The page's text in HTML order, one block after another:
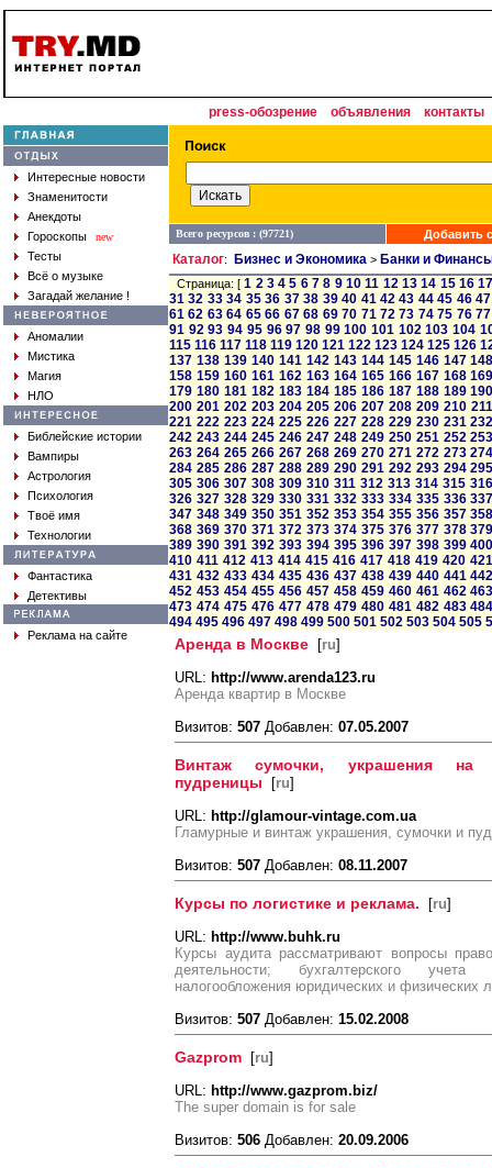
press-обозрение объявления контакты
Интересные новости
Знаменитости
Анекдоты
Гороскопы
new
Тесты
Всё о музыке
Загадай желание !
Аномалии
Мистика
Магия
НЛО
Библейские истории
Вампиры
Астрология
Психология
Твоё имя
Технологии
Фантастика
Детективы
Реклама на сайте
Всего ресурсов : (97721) Добавить
Каталог: Бизнес и Экономика > Банки и
Страница: [1 2 3 4 5 6 7 8 9 10 11 12 13 14 15 16
31 32 33 34 35 36 37 38 39 40 41 42 43 44 45 46 47
61 62 63 64 65 66 67 68 69 70 71 72 73 74 75 76 77
91 92 93 94 95 96 97 98 99 100 101 102 103 104
115 116 117 118 119 120 121 122 123 124 125 126
137 138 139 140 141 142 143 144 145 146 147
158 159 160 161 162 163 164 165 166 167 168
179 180 181 182 183 184 185 186 187 188 189
200 201 202 203 204 205 206 207 208 209 210 211
221 222 223 224 225 226 227 228 229 230 231
242 243 244 245 246 247 248 249 250 251 252
263 264 265 266 267 268 269 270 271 272 273
284 285 286 287 288 289 290 291 292 293 294
305 306 307 308 309 310 311 312 313 314 315 316
326 327 328 329 330 331 332 333 334 335 336
347 348 349 350 351 352 353 354 355 356 357
368 369 370 371 372 373 374 375 376 377 378
389 390 391 392 393 394 395 396 397 398 399
410 411 412 413 414 415 416 417 418 419 420 421
431 432 433 434 435 436 437 438 439 440 441
452 453 454 455 456 457 458 459 460 461 462
473 474 475 476 477 478 479 480 481 482 483
494 495 496 497 498 499 500 501 502 503 504 505
Аренда в Москве [ru]
URL: http://www.arenda123.ru
Аренда квартир в Москве
Визитов: 507 Добавлен: 07.05.2007
Винтаж сумочки, украшения на
пудреницы [ru]
URL: http://glamour-vintage.com.ua
Гламурные и винтаж украшения, сумочки и
Визитов: 507 Добавлен: 08.11.2007
Курсы по логистике и реклама. [ru]
URL: http://www.buhk.ru
Курсы аудита рассматривают вопросы
деятельности; бухгалтерского
налогообложения юридических и физических
Визитов: 507 Добавлен: 15.02.2008
Gazprom [ru]
URL: http://www.gazprom.biz/
The super domain is for sale
Визитов: 506 Добавлен: 20.09.2006